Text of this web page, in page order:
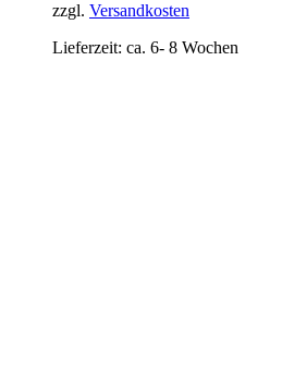
zzgl. Versandkosten
Lieferzeit: ca. 6- 8 Wochen